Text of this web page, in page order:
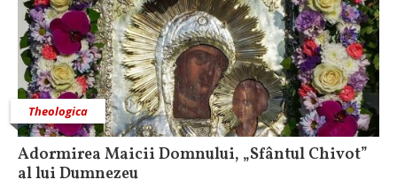
Theologica
Adormirea Maicii Domnului, „Sfântul Chivot”
al lui Dumnezeu